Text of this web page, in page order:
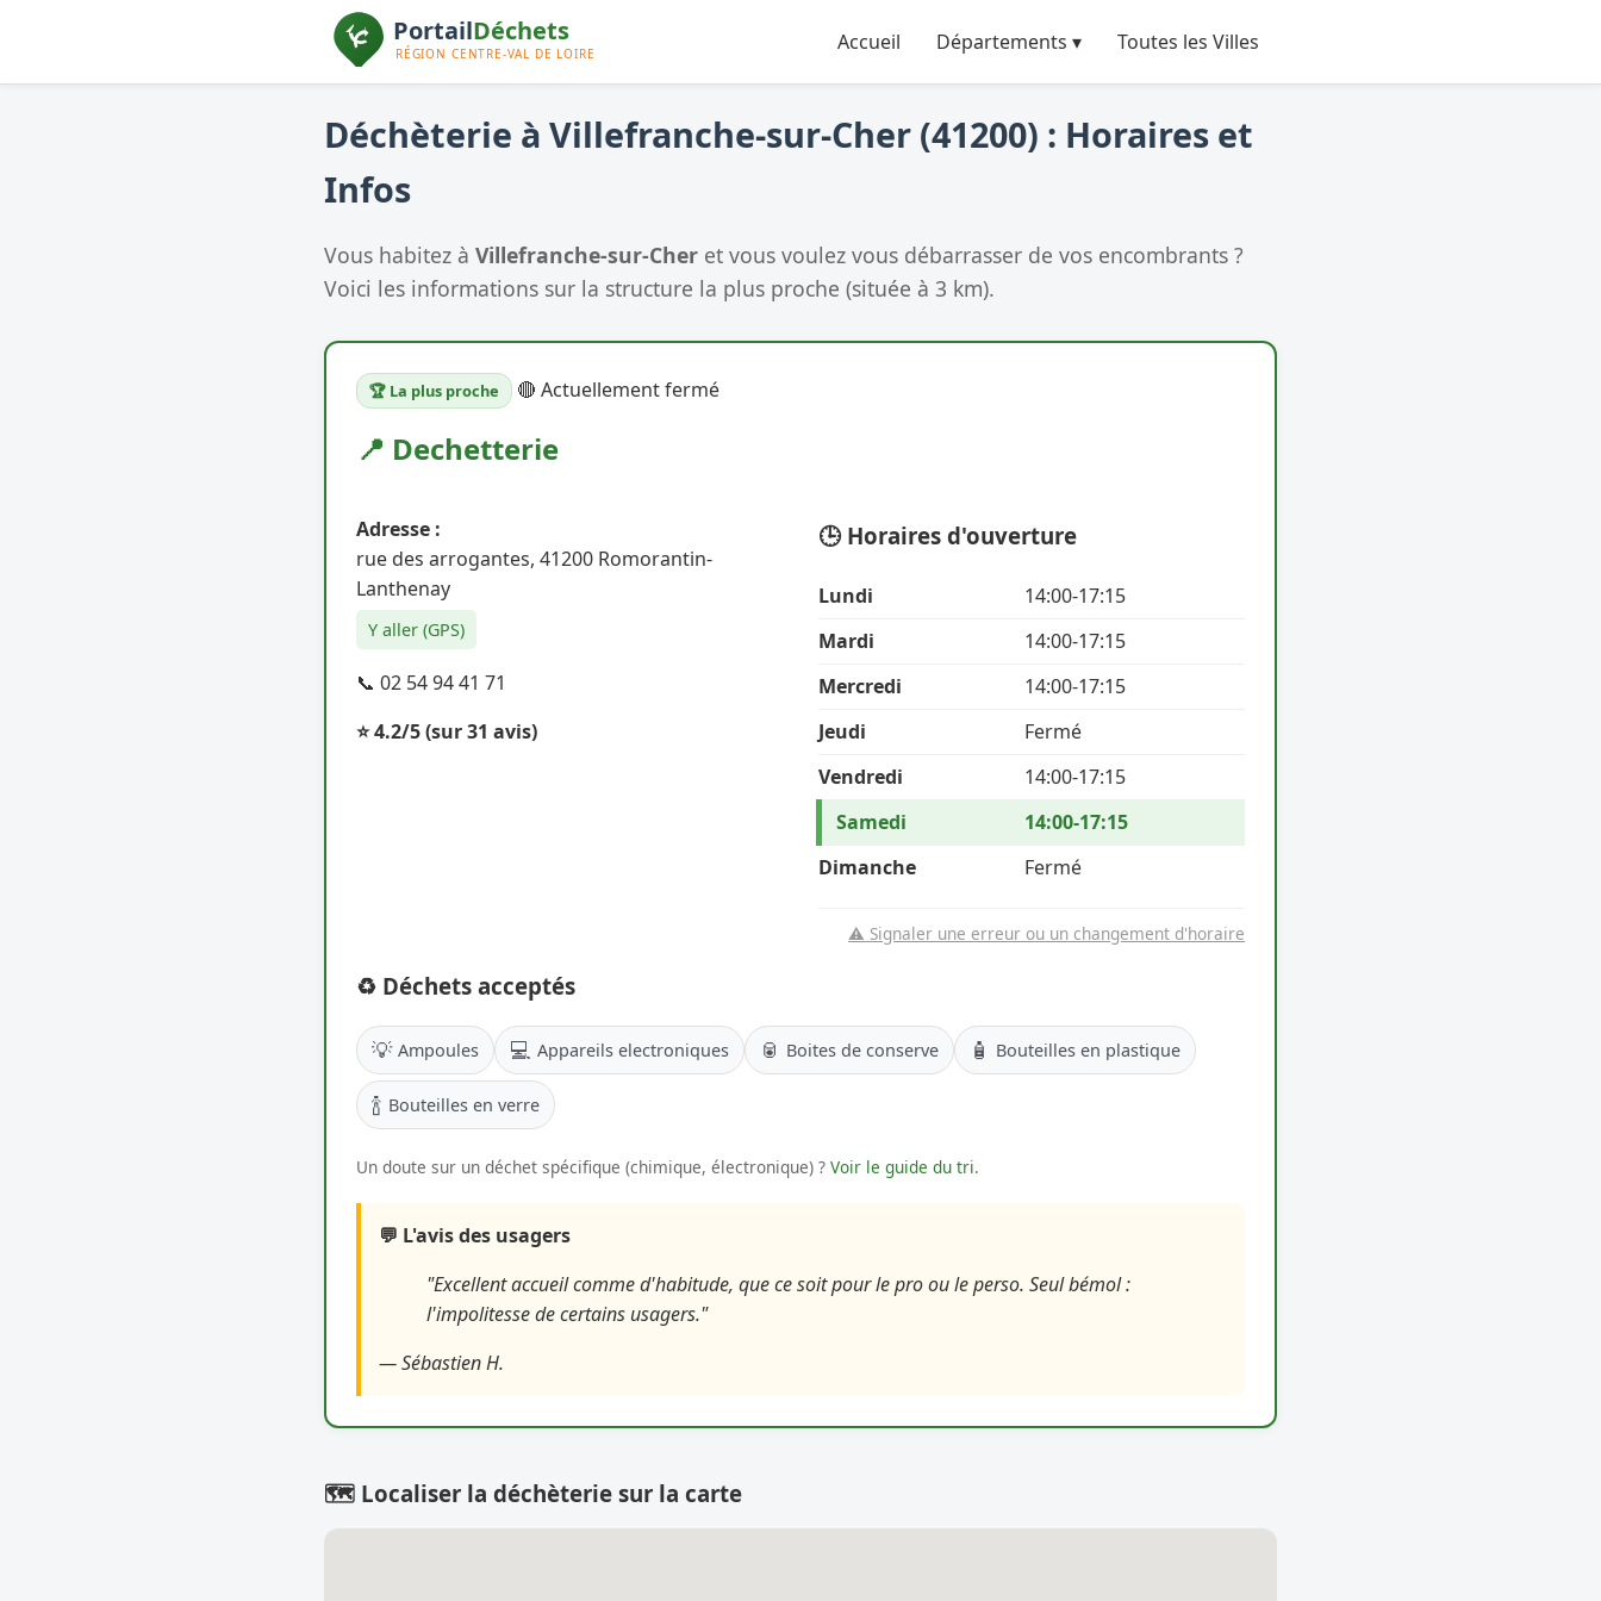
Accueil Départements ▾ Toutes les Villes
Déchèterie à Villefranche-sur-Cher (41200) : Horaires et
Infos
Vous habitez à Villefranche-sur-Cher et vous voulez vous débarrasser de vos encombrants ?
Voici les informations sur la structure la plus proche (située à 3 km).
🏆 La plus proche 🔴 Actuellement fermé
📍 Dechetterie
Adresse :
rue des arrogantes, 41200 Romorantin-
Lanthenay
Y aller (GPS)
📞 02 54 94 41 71
⭐ 4.2/5(sur 31 avis)
🕒 Horaires d'ouverture
Lundi
14:00-17:15
Mardi
14:00-17:15
Mercredi
14:00-17:15
Jeudi
Fermé
Vendredi
14:00-17:15
Samedi
14:00-17:15
Dimanche
Fermé
⚠️ Signaler une erreur ou un changement d'horaire
♻️ Déchets acceptés
💡 Ampoules 💻 Appareils electroniques 🥫 Boites de conserve 🧴 Bouteilles en plastique
🍾 Bouteilles en verre
Un doute sur un déchet spécifique (chimique, électronique) ? Voir le guide du tri.
💬 L'avis des usagers
"Excellent accueil comme d'habitude, que ce soit pour le pro ou le perso. Seul bémol :
l'impolitesse de certains usagers."
— Sébastien H.
🗺️ Localiser la déchèterie sur la carte